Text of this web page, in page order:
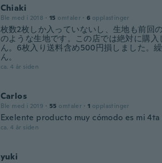
Chiaki
Ble med i 2018 · 15 omtaler · 6 opplastinger
枚数2枚しか入っていないし、生地も前回
のような生地です。この店では絶対に購
ん。6枚入り送料含め500円損しました。
ん。
ca. 4 år siden
Carlos
Ble med i 2019 · 55 omtaler · 1 opplastinger
Exelente producto muy cómodo es mi 4ta
ca. 4 år siden
yuki